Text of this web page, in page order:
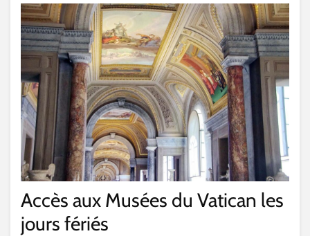
Accès aux Musées du Vatican les
jours fériés